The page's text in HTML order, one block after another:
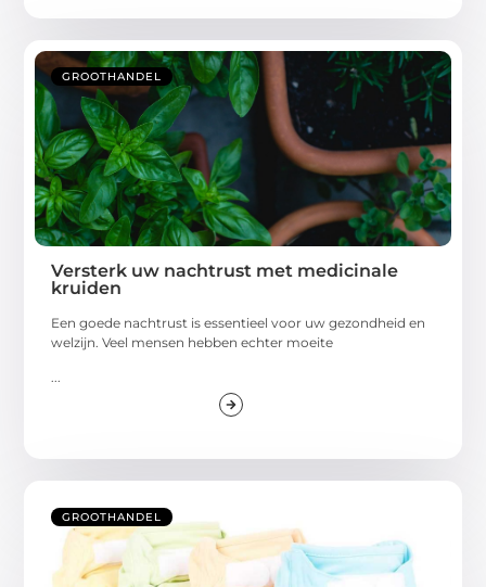
GROOTHANDEL
Versterk uw nachtrust met medicinale
kruiden
Een goede nachtrust is essentieel voor uw gezondheid en
welzijn. Veel mensen hebben echter moeite
...
GROOTHANDEL